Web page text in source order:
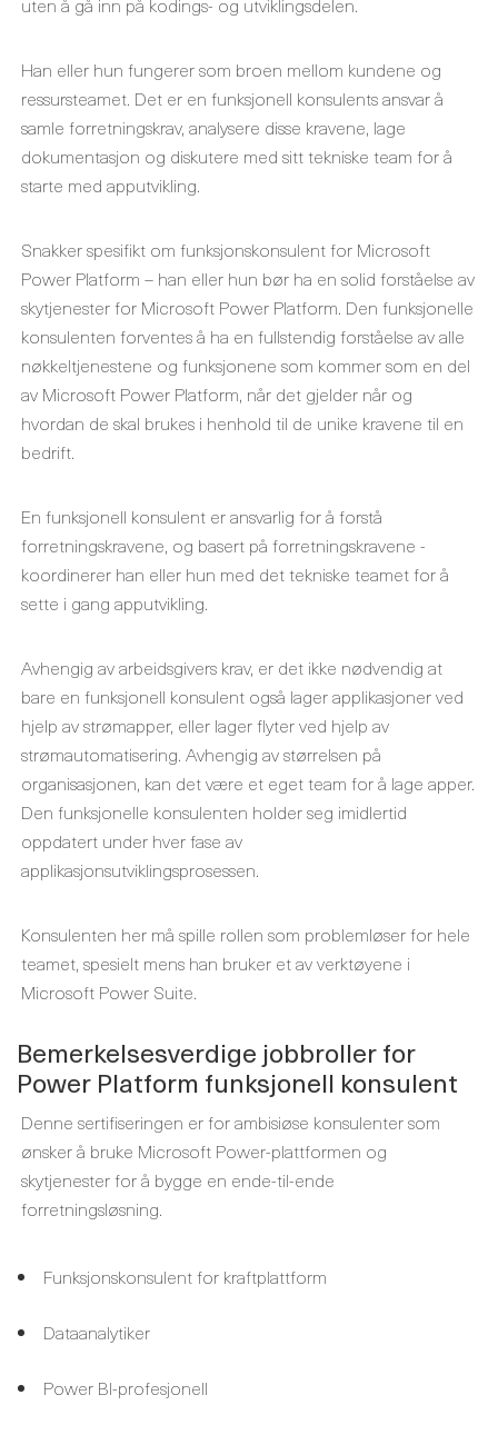
Han eller hun fungerer som broen mellom kundene og
ressursteamet. Det er en funksjonell konsulents ansvar å
samle forretningskrav, analysere disse kravene, lage
dokumentasjon og diskutere med sitt tekniske team for å
starte med apputvikling.
Snakker spesifikt om funksjonskonsulent for Microsoft
Power Platform – han eller hun bør ha en solid forståelse av
skytjenester for Microsoft Power Platform. Den funksjonelle
konsulenten forventes å ha en fullstendig forståelse av alle
nøkkeltjenestene og funksjonene som kommer som en del
av Microsoft Power Platform, når det gjelder når og
hvordan de skal brukes i henhold til de unike kravene til en
bedrift.
En funksjonell konsulent er ansvarlig for å forstå
forretningskravene, og basert på forretningskravene -
koordinerer han eller hun med det tekniske teamet for å
sette i gang apputvikling.
Avhengig av arbeidsgivers krav, er det ikke nødvendig at
bare en funksjonell konsulent også lager applikasjoner ved
hjelp av strømapper, eller lager flyter ved hjelp av
strømautomatisering. Avhengig av størrelsen på
organisasjonen, kan det være et eget team for å lage apper.
Den funksjonelle konsulenten holder seg imidlertid
oppdatert under hver fase av
applikasjonsutviklingsprosessen.
Konsulenten her må spille rollen som problemløser for hele
teamet, spesielt mens han bruker et av verktøyene i
Microsoft Power Suite.
Bemerkelsesverdige jobbroller for
Power Platform funksjonell konsulent
Denne sertifiseringen er for ambisiøse konsulenter som
ønsker å bruke Microsoft Power-plattformen og
skytjenester for å bygge en ende-til-ende
forretningsløsning.
Funksjonskonsulent for kraftplattform
Dataanalytiker
Power BI-profesjonell